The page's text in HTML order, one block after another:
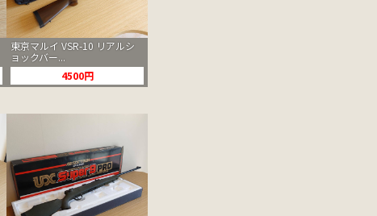
東京マルイ VSR-10 リアルシ
ョックバー...
4500円